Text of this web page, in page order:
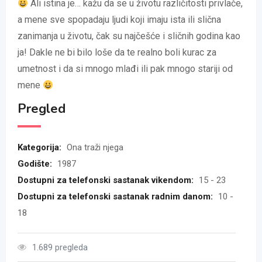
Ali istina je… kažu da se u životu različitosti privlače,
a mene sve spopadaju ljudi koji imaju ista ili slična
zanimanja u životu, čak su najčešće i sličnih godina kao
ja! Dakle ne bi bilo loše da te realno boli kurac za
umetnost i da si mnogo mlađi ili pak mnogo stariji od
mene
Pregled
Kategorija: Ona traži njega
Godište:
1987
Dostupni za telefonski sastanak vikendom:
15 - 23
Dostupni za telefonski sastanak radnim danom:
10 -
18
1.689 pregleda